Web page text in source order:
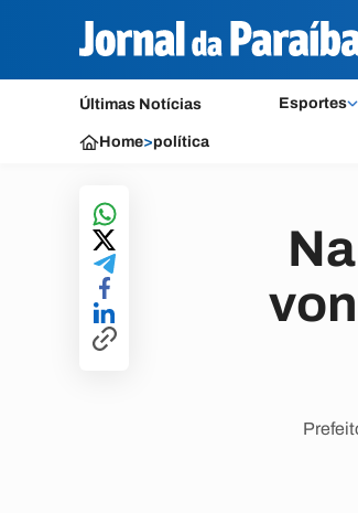
Últimas Notícias Esportes
Home>política